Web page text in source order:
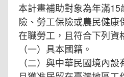
本計畫補助對象為年滿
險、勞工保險或農民健康
在職勞工，且符合下列資
（一）具本國籍。
（二）與中華民國境內